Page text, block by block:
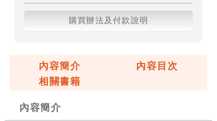
購買辦法及付款說明
內容簡介
內容目次
相關書籍
內容簡介